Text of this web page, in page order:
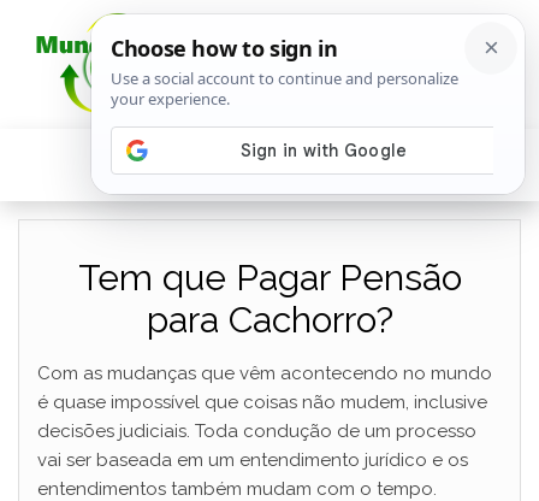
Tem que Pagar Pensão
para Cachorro?
Com as mudanças que vêm acontecendo no mundo
é quase impossível que coisas não mudem, inclusive
decisões judiciais. Toda condução de um processo
vai ser baseada em um entendimento jurídico e os
entendimentos também mudam com o tempo.